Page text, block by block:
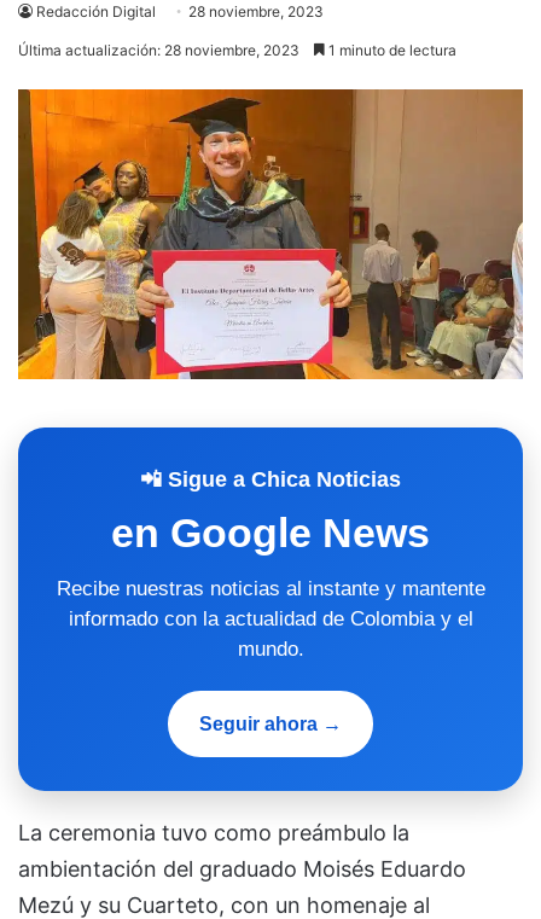
Redacción Digital 28 noviembre, 2023
Última actualización: 28 noviembre, 2023 1 minuto de lectura
📲 Sigue a Chica Noticias
en Google News
Recibe nuestras noticias al instante y mantente
informado con la actualidad de Colombia y el
mundo.
Seguir ahora →
La ceremonia tuvo como preámbulo la
ambientación del graduado Moisés Eduardo
Mezú y su Cuarteto, con un homenaje al